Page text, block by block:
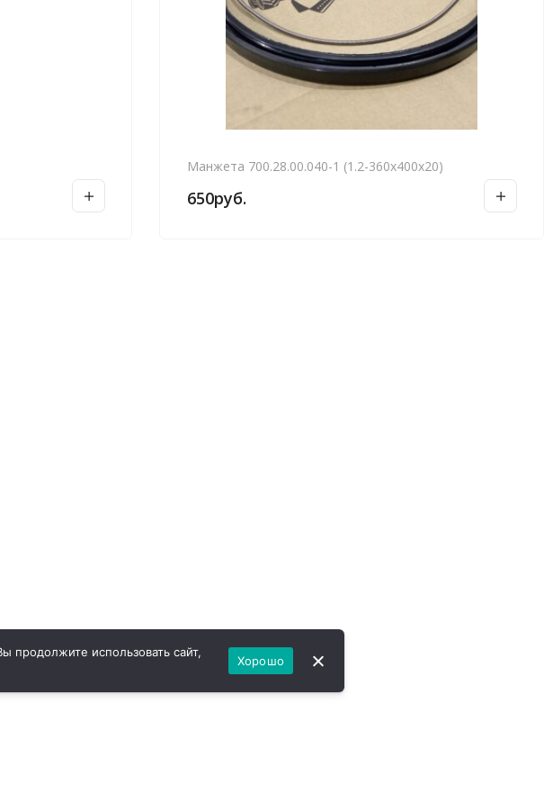
Манжета 700.28.00.040-1 (1.2-360х400х20)
650руб.
продолжите использовать сайт,
Хорошо